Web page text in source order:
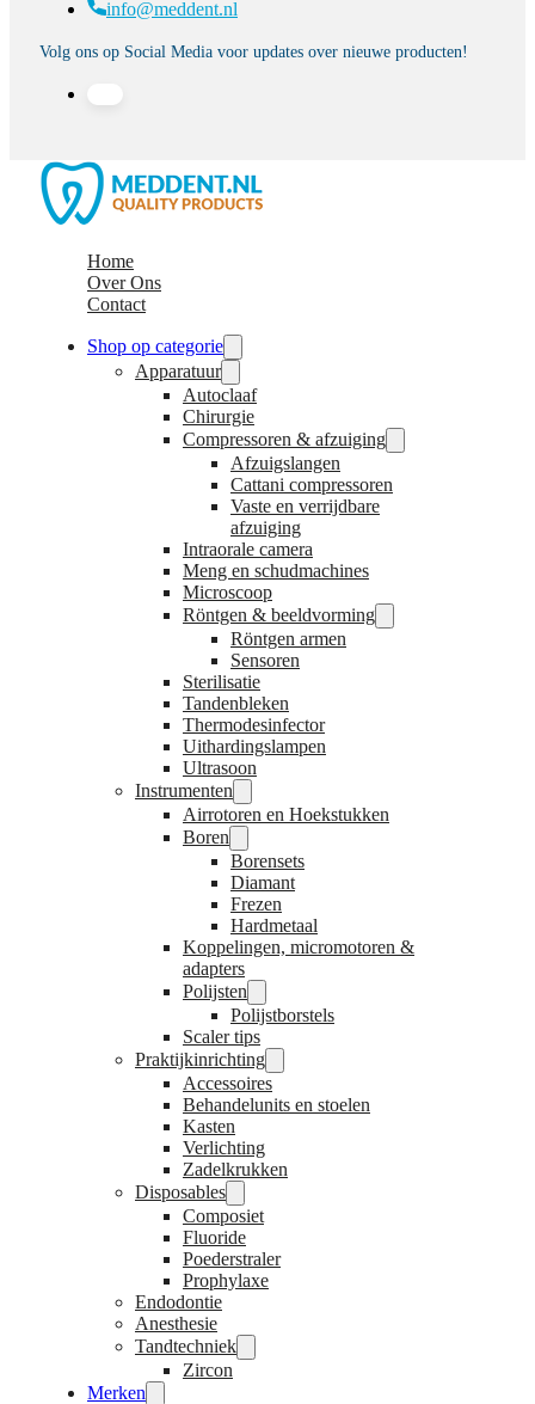
info@meddent.nl
Volg ons op Social Media voor updates over nieuwe producten!
Home
Over Ons
Contact
Shop op categorie
Apparatuur
Autoclaaf
Chirurgie
Compressoren & afzuiging
Afzuigslangen
Cattani compressoren
Vaste en verrijdbare
afzuiging
Intraorale camera
Meng en schudmachines
Microscoop
Röntgen & beeldvorming
Röntgen armen
Sensoren
Sterilisatie
Tandenbleken
Thermodesinfector
Uithardingslampen
Ultrasoon
Instrumenten
Airrotoren en Hoekstukken
Boren
Borensets
Diamant
Frezen
Hardmetaal
Koppelingen, micromotoren &
adapters
Polijsten
Polijstborstels
Scaler tips
Praktijkinrichting
Accessoires
Behandelunits en stoelen
Kasten
Verlichting
Zadelkrukken
Disposables
Composiet
Fluoride
Poederstraler
Prophylaxe
Endodontie
Anesthesie
Tandtechniek
Zircon
Merken